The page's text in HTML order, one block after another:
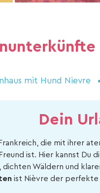
mit Hund Nievre
Dein
die mit ihrer
ist. Hier kannst
Wäldern und
ist Nièvre der perfekte